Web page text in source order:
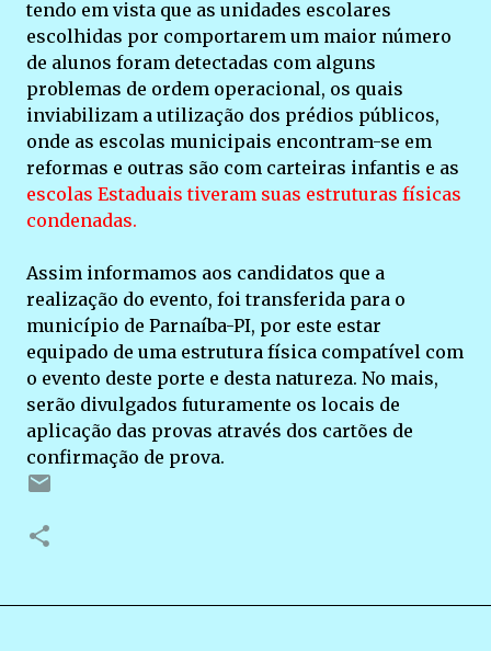
tendo em vista que as unidades escolares
escolhidas por comportarem um maior número
de alunos foram detectadas com alguns
problemas de ordem operacional, os quais
inviabilizam a utilização dos prédios públicos,
onde as escolas municipais encontram-se em
reformas e outras são com carteiras infantis e as
escolas Estaduais tiveram suas estruturas físicas
condenadas.
Assim informamos aos candidatos que a
realização do evento, foi transferida para o
município de Parnaíba-PI, por este estar
equipado de uma estrutura física compatível com
o evento deste porte e desta natureza. No mais,
serão divulgados futuramente os locais de
aplicação das provas através dos cartões de
confirmação de prova.